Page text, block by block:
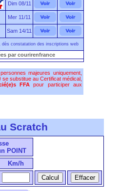
Dim 08/11
Mer 11/11
Sam 14/11
dès constatation des inscriptions web
par courirenfrance
majeures uniquement,
se substitue au Certificat médical,
FFApour participer aux
Scratch
POINT
Km/h